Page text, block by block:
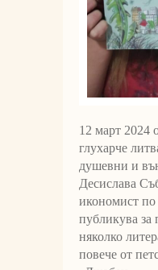
12 март 2024
глухарче
душевни и
Десислава
икономист
публикува за
няколко
повече от